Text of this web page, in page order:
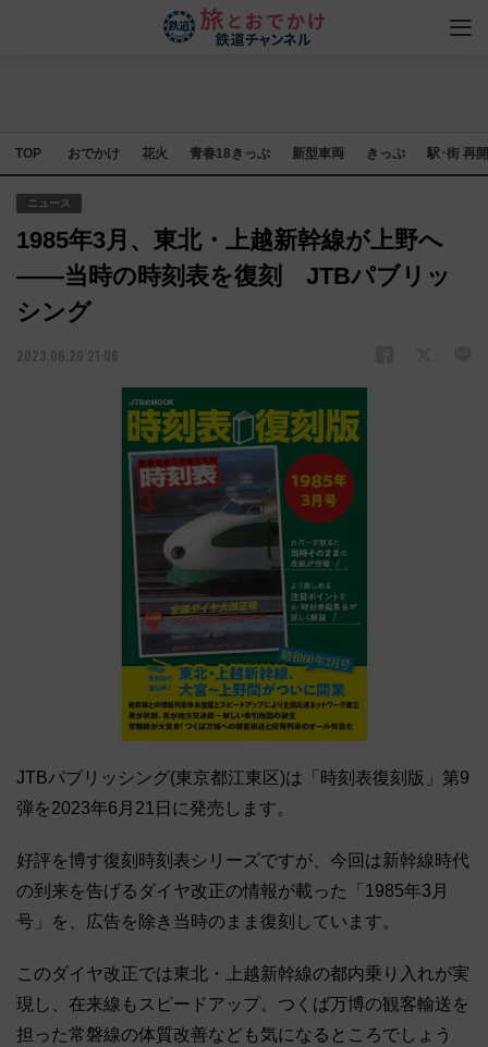
TOP おでかけ 花火 青春18きっぷ 新型車両 きっぷ 駅･街 再
ニュース
1985年3月、東北・上越新幹線が上野へ
――当時の時刻表を復刻 JTBパブリッ
シング
2023.06.20 21:06
JTBパブリッシング(東京都江東区)は「時刻表復刻版」第9
弾を2023年6月21日に発売します。
好評を博す復刻時刻表シリーズですが、今回は新幹線時代
の到来を告げるダイヤ改正の情報が載った「1985年3月
号」を、広告を除き当時のまま復刻しています。
このダイヤ改正では東北・上越新幹線の都内乗り入れが実
現し、在来線もスピードアップ。つくば万博の観客輸送を
担った常磐線の体質改善なども気になるところでしょう